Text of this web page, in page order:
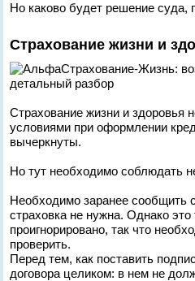
Но каково будет решение суда,
Страхование жизни и
Страхование жизни и здоровья
условиями при оформлении
вычеркнуты.
Но тут необходимо соблюдать
Необходимо заранее сообщить
страховка не нужна. Однако
проигнорировано, так что
проверить.
Перед тем, как поставить
договора целиком: в нем не